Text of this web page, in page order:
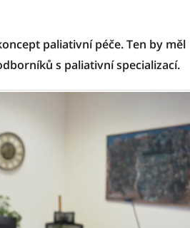
paliativní péče. Ten by měl
s paliativní specializací.